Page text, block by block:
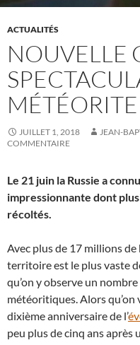
ACTUALITÉS
NOUVELLE
JUILLET 1, 2018 JEAN-
COMMENTAIRE
Le 21 juin la Russie a
impressionnante dont
récoltés.
Avec plus de 17 millions de
territoire est le plus vaste
qu’on y observe un
météoritiques. Alors
dixième anniversaire de l’
peu plus de cinq ans après